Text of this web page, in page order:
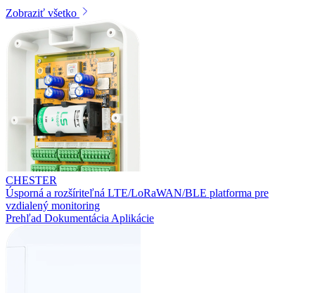
Zobraziť všetko
CHESTER
Úsporná a rozšíriteľná LTE/LoRaWAN/BLE platforma pre
vzdialený monitoring
Prehľad Dokumentácia Aplikácie